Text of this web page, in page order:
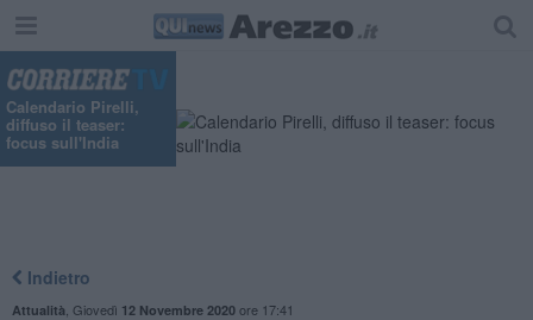
Calendario Pirelli,
diffuso il teaser:
focus sull'India
Indietro
Attualità Giovedì 12 Novembre 2020ore 17:41